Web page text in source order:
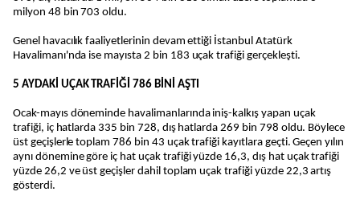
milyon 48 bin 703 oldu.
Genel havacılık faaliyetlerinin devam ettiği İstanbul Atatürk
Havalimanı'nda ise mayısta 2 bin 183 uçak trafiği gerçekleşti.
5 AYDAKİ UÇAK TRAFİĞİ 786 BİNİ AŞTI
Ocak-mayıs döneminde havalimanlarında iniş-kalkış yapan uçak
trafiği, iç hatlarda 335 bin 728, dış hatlarda 269 bin 798 oldu. Böylece
üst geçişlerle toplam 786 bin 43 uçak trafiği kayıtlara geçti. Geçen yılın
aynı dönemine göre iç hat uçak trafiği yüzde 16,3, dış hat uçak trafiği
yüzde 26,2 ve üst geçişler dahil toplam uçak trafiği yüzde 22,3 artış
gösterdi.